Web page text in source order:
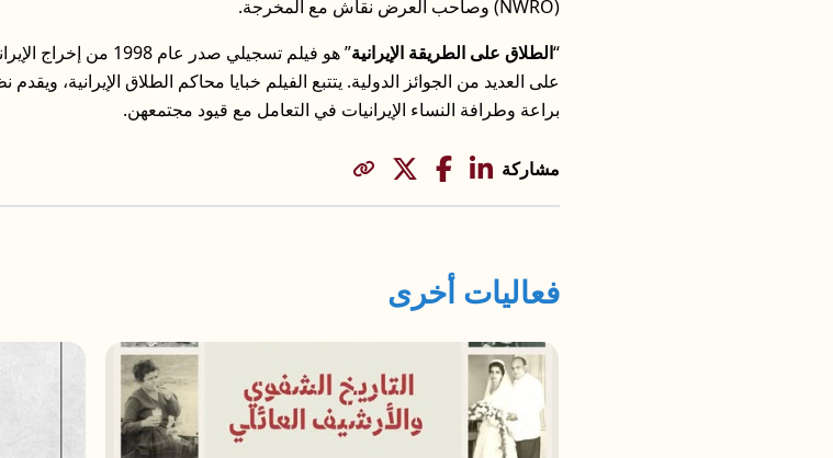
(NWRO) وصاحب العرض نقاش مع المخرجة.
“الطلاق على الطريقة الإيرانية
” هو فيلم تسجيلي صدر
على العديد من الجوائز الدولية. يتتبع الفيلم خبايا محاكم الطلاق الإيرانية،
براعة وطرافة النساء الإيرانيات في التعامل مع قيود مجتمعهن.
مشاركة
فعاليات أخرى